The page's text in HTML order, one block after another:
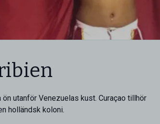
utanför Venezuelas kust. Curaçao tillhör
holländsk koloni.